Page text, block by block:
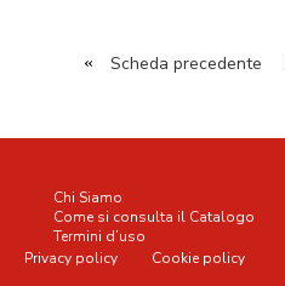
« Scheda precedente
Chi Siamo
Come si consulta il Catalogo
Termini d’uso
Privacy policy
Cookie policy